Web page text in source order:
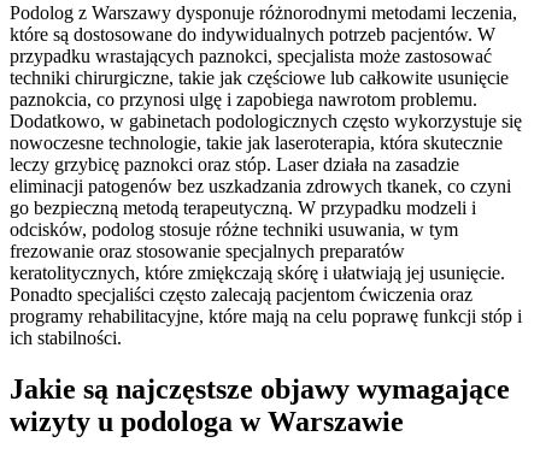
Podolog z Warszawy dysponuje różnorodnymi metodami leczenia,
które są dostosowane do indywidualnych potrzeb pacjentów. W
przypadku wrastających paznokci, specjalista może zastosować
techniki chirurgiczne, takie jak częściowe lub całkowite usunięcie
paznokcia, co przynosi ulgę i zapobiega nawrotom problemu.
Dodatkowo, w gabinetach podologicznych często wykorzystuje się
nowoczesne technologie, takie jak laseroterapia, która skutecznie
leczy grzybicę paznokci oraz stóp. Laser działa na zasadzie
eliminacji patogenów bez uszkadzania zdrowych tkanek, co czyni
go bezpieczną metodą terapeutyczną. W przypadku modzeli i
odcisków, podolog stosuje różne techniki usuwania, w tym
frezowanie oraz stosowanie specjalnych preparatów
keratolitycznych, które zmiękczają skórę i ułatwiają jej usunięcie.
Ponadto specjaliści często zalecają pacjentom ćwiczenia oraz
programy rehabilitacyjne, które mają na celu poprawę funkcji stóp i
ich stabilności.
Jakie są najczęstsze objawy wymagające
wizyty u podologa w Warszawie